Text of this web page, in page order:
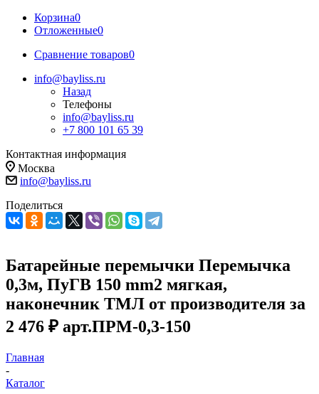
Корзина0
Отложенные0
Сравнение товаров0
info@bayliss.ru
Назад
Телефоны
info@bayliss.ru
+7 800 101 65 39
Контактная информация
Москва
info@bayliss.ru
Поделиться
Батарейные перемычки Перемычка
0,3м, ПуГВ 150 mm2 мягкая,
наконечник ТМЛ от производителя за
2 476 ₽ арт.ПРМ-0,3-150
Главная
-
Каталог